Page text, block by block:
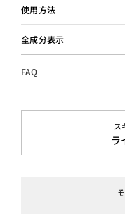
使用方法
全成分表示
FAQ
ス
ラ